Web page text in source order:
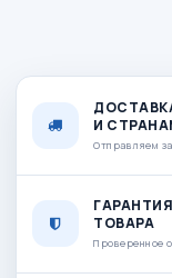
И
Отправляем
ТОВАРА
Проверенное